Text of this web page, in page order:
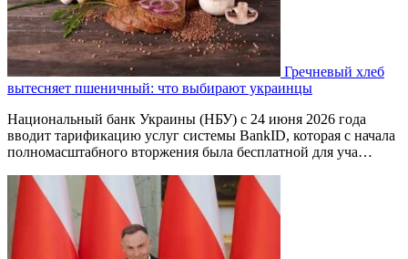
Гречневый хлеб
вытесняет пшеничный: что выбирают украинцы
Национальный банк Украины (НБУ) с 24 июня 2026 года
вводит тарификацию услуг системы BankID, которая с начала
полномасштабного вторжения была бесплатной для уча…